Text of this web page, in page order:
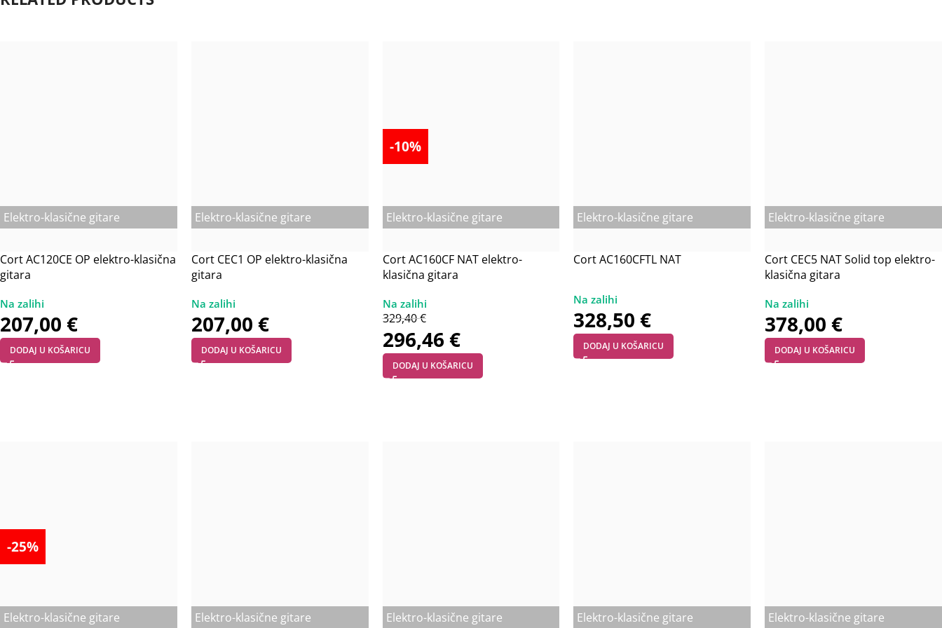
Cort AC120CE OP elektro-klasična
gitara
Elektro-klasične gitare
207,00 €
DODAJ U KOŠARICU
Cort CEC1 OP elektro-klasična
gitara
Elektro-klasične gitare
207,00 €
DODAJ U KOŠARICU
-10%
Cort AC160CF NAT elektro-
klasična gitara
Elektro-klasične gitare
329,40€
296,46 €
DODAJ U KOŠARICU
Cort AC160CFTL NAT
Elektro-klasične gitare
328,50€
DODAJ U KOŠARICU
Cort CEC5 NAT Solid top elektro-
klasična gitara
Elektro-klasične gitare
378,00€
DODAJ U KOŠARICU
-25%
Elektro-klasične gitare Elektro-klasične gitare Elektro-klasične gitare Elektro-klasične gitare Elektro-klasične gitare